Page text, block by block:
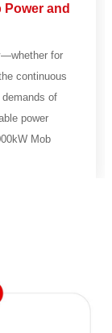
and
for
continuous
of
power
Mob